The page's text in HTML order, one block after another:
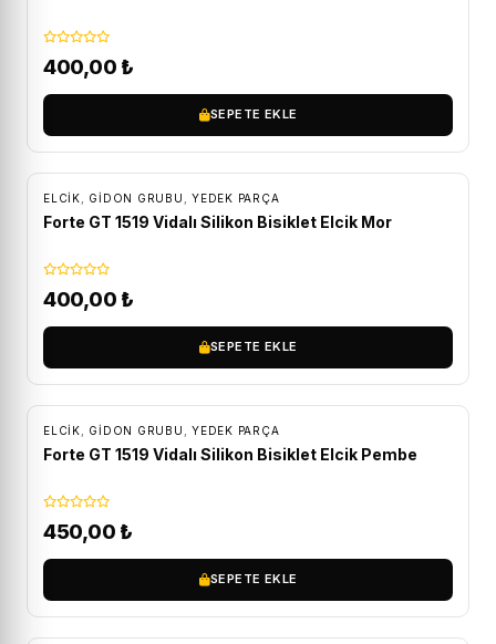
400,00 ₺
SEPETE EKLE
ELCIK GIDON GRUBU YEDEK PARÇA
Forte GT 1519 Vidalı Silikon Bisiklet Elcik Mor
400,00 ₺
SEPETE EKLE
ELCIK GIDON GRUBU YEDEK PARÇA
Forte GT 1519 Vidalı Silikon Bisiklet Elcik Pembe
450,00 ₺
SEPETE EKLE